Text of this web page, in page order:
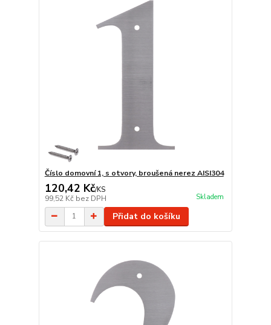
Číslo domovní 1, s otvory, broušená nerez AISI304
120,42 Kč/KS
99,52 Kč bez DPH Skladem
Přidat do košíku